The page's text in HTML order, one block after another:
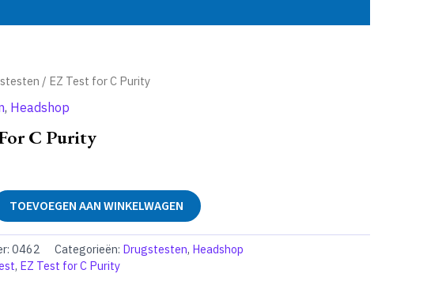
/ EZ Test for C Purity
, Headshop
C Purity
TOEVOEGEN AAN WINKELWAGEN
0462 Categorieën: Drugstesten, Headshop
, EZ Test for C Purity